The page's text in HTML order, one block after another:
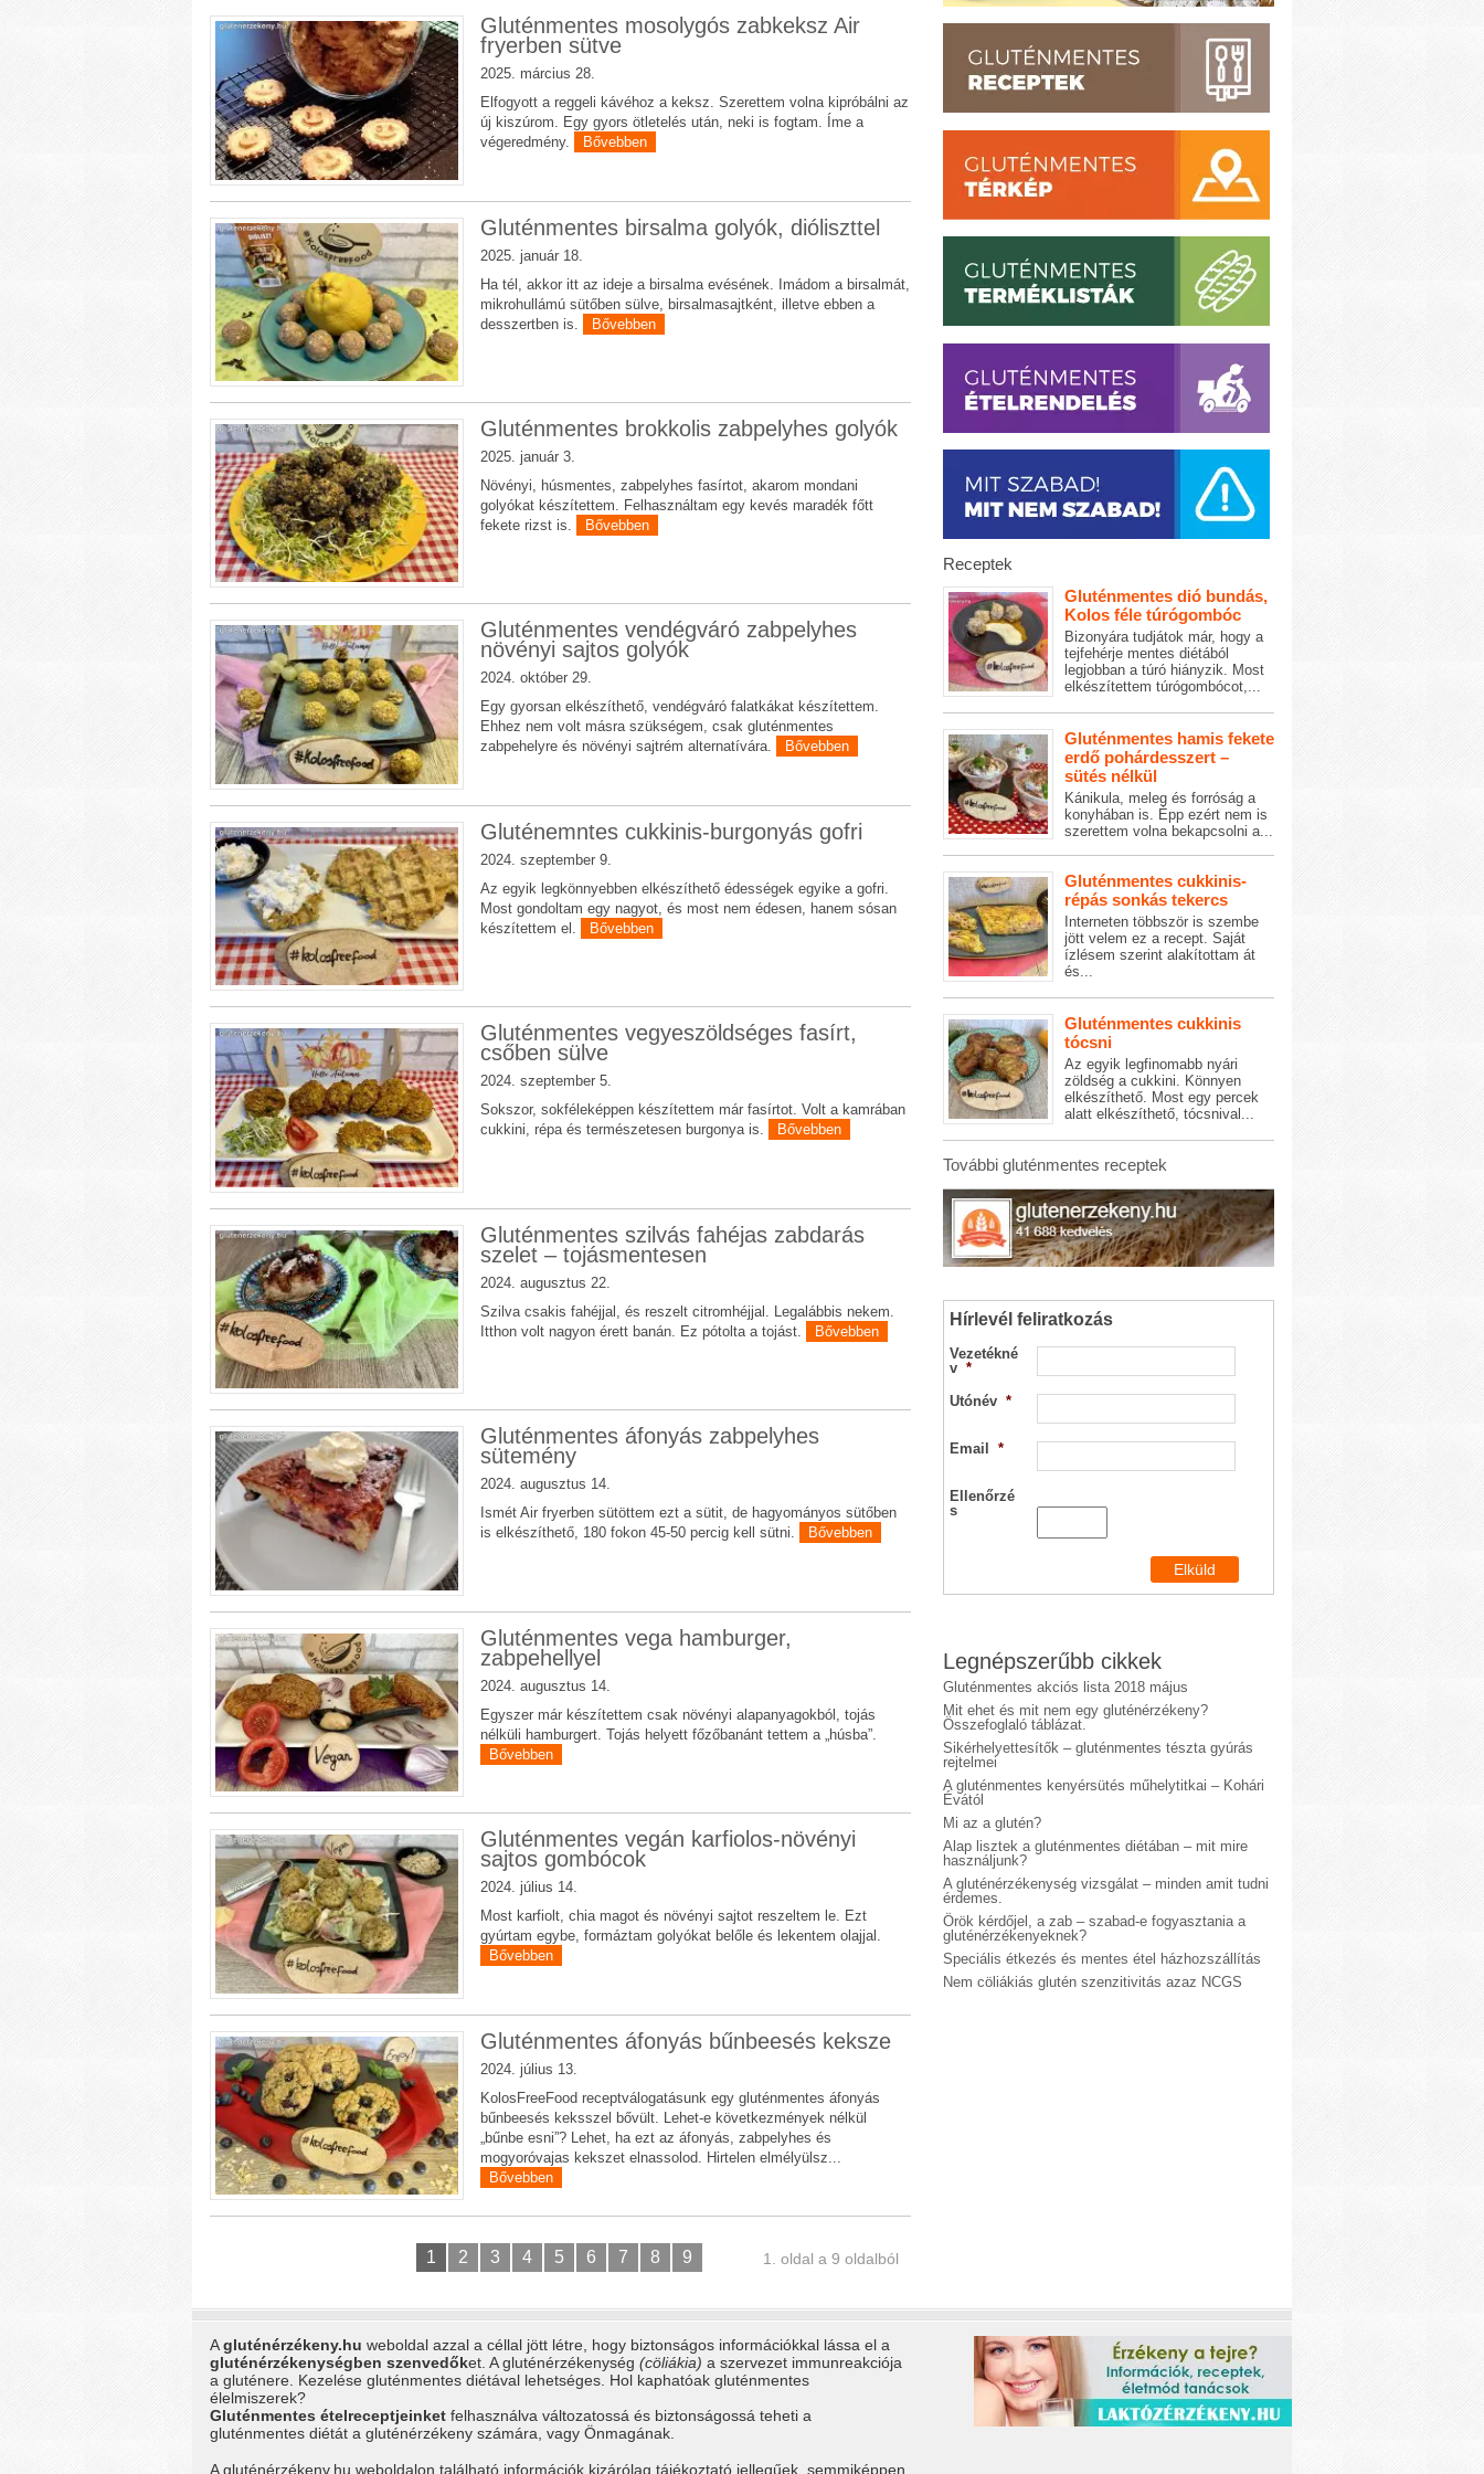
Gluténmentes mosolygós zabkeksz Air
fryerben sütve
2025. március 28.
Elfogyott a reggeli kávéhoz a keksz. Szerettem volna kipróbálni az
új kiszúrom. Egy gyors ötletelés után, neki is fogtam. Íme a
végeredmény.
Bővebben
Gluténmentes birsalma golyók, dióliszttel
2025. január 18.
Ha tél, akkor itt az ideje a birsalma evésének. Imádom a birsalmát,
mikrohullámú sütőben sülve, birsalmasajtként, illetve ebben a
desszertben is.
Bővebben
Gluténmentes brokkolis zabpelyhes golyók
2025. január 3.
Növényi, húsmentes, zabpelyhes fasírtot, akarom mondani
golyókat készítettem. Felhasználtam egy kevés maradék főtt
fekete rizst is.
Bővebben
Gluténmentes vendégváró zabpelyhes
növényi sajtos golyók
2024. október 29.
Egy gyorsan elkészíthető, vendégváró falatkákat készítettem.
Ehhez nem volt másra szükségem, csak gluténmentes
zabpehelyre és növényi sajtrém alternatívára.
Bővebben
Gluténemntes cukkinis-burgonyás gofri
2024. szeptember 9.
Az egyik legkönnyebben elkészíthető édességek egyike a gofri.
Most gondoltam egy nagyot, és most nem édesen, hanem sósan
készítettem el.
Bővebben
Gluténmentes vegyeszöldséges fasírt,
csőben sülve
2024. szeptember 5.
Sokszor, sokféleképpen készítettem már fasírtot. Volt a kamrában
cukkini, répa és természetesen burgonya is.
Bővebben
Gluténmentes szilvás fahéjas zabdarás
szelet – tojásmentesen
2024. augusztus 22.
Szilva csakis fahéjjal, és reszelt citromhéjjal. Legalábbis nekem.
Itthon volt nagyon érett banán. Ez pótolta a tojást.
Bővebben
Gluténmentes áfonyás zabpelyhes
sütemény
2024. augusztus 14.
Ismét Air fryerben sütöttem ezt a sütit, de hagyományos sütőben
is elkészíthető, 180 fokon 45-50 percig kell sütni.
Bővebben
Gluténmentes vega hamburger,
zabpehellyel
2024. augusztus 14.
Egyszer már készítettem csak növényi alapanyagokból, tojás
nélküli hamburgert. Tojás helyett főzőbanánt tettem a „húsba”.
Bővebben
Gluténmentes vegán karfiolos-növényi
sajtos gombócok
2024. július 14.
Most karfiolt, chia magot és növényi sajtot reszeltem le. Ezt
gyúrtam egybe, formáztam golyókat belőle és lekentem olajjal.
Bővebben
Gluténmentes áfonyás bűnbeesés keksze
2024. július 13.
KolosFreeFood receptválogatásunk egy gluténmentes áfonyás
bűnbeesés keksszel bővült. Lehet-e következmények nélkül
„bűnbe esni”? Lehet, ha ezt az áfonyás, zabpelyhes és
mogyoróvajas kekszet elnassolod. Hirtelen elmélyülsz...
Bővebben
1. oldal a 9 oldalból
1 2 3 4 5 6 7 8 9
Receptek
Gluténmentes dió bundás,
Kolos féle túrógombóc
Bizonyára tudjátok már, hogy a
tejfehérje mentes diétából
legjobban a túró hiányzik. Most
elkészítettem túrógombócot,...
Gluténmentes hamis fekete
erdő pohárdesszert –
sütés nélkül
Kánikula, meleg és forróság a
konyhában is. Épp ezért nem is
szerettem volna bekapcsolni a...
Gluténmentes cukkinis-
répás sonkás tekercs
Interneten többször is szembe
jött velem ez a recept. Saját
ízlésem szerint alakítottam át
és...
Gluténmentes cukkinis
tócsni
Az egyik legfinomabb nyári
zöldség a cukkini. Könnyen
elkészíthető. Most egy percek
alatt elkészíthető, tócsnival...
További gluténmentes receptek
Hírlevél feliratkozás
Vezetékné
v *
Utónév *
Email *
Ellenőrzé
s
Legnépszerűbb cikkek
Gluténmentes akciós lista 2018 május
Mit ehet és mit nem egy gluténérzékeny?
Összefoglaló táblázat.
Sikérhelyettesítők – gluténmentes tészta gyúrás
rejtelmei
A gluténmentes kenyérsütés műhelytitkai – Kohári
Évától
Mi az a glutén?
Alap lisztek a gluténmentes diétában – mit mire
használjunk?
A gluténérzékenység vizsgálat – minden amit tudni
érdemes.
Örök kérdőjel, a zab – szabad-e fogyasztania a
gluténérzékenyeknek?
Speciális étkezés és mentes étel házhozszállítás
Nem cöliákiás glutén szenzitivitás azaz NCGS
Agluténérzékeny.hu weboldal azzal a céllal jött létre, hogy biztonságos információkkal lássa el a
gluténérzékenységben szenvedőket. A gluténérzékenység (cöliákia) a szervezet immunreakciója
a gluténere. Kezelése gluténmentes diétával lehetséges. Hol kaphatóak gluténmentes
élelmiszerek?
Gluténmentes ételreceptjeinket felhasználva változatossá és biztonságossá teheti a
gluténmentes diétát a gluténérzékeny számára, vagy Önmagának.
A gluténérzékeny.hu weboldalon található információk kizárólag tájékoztató jellegűek, semmiképpen